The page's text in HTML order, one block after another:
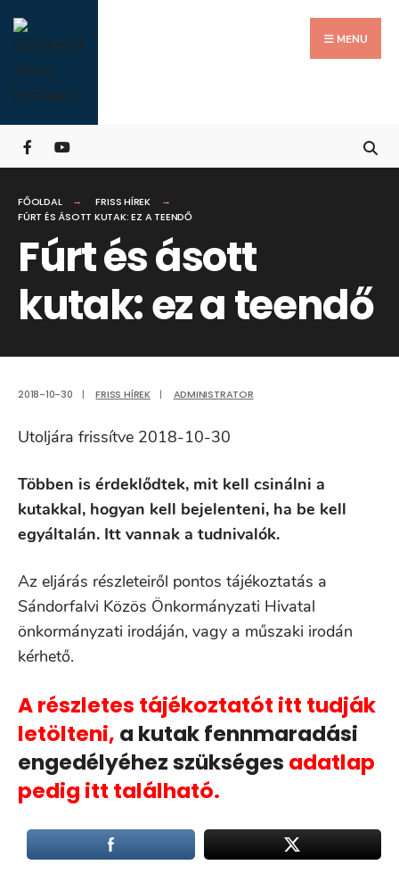
Skip
to
content
MENU
FŐOLDAL
FRISS HÍREK
FÚRT ÉS ÁSOTT KUTAK: EZ A TEENDŐ
Fúrt és ásott
kutak: ez a teendő
2018-10-30 | FRISS HÍREK | ADMINISTRATOR
Utoljára frissítve 2018-10-30
Többen is érdeklődtek, mit kell csinálni a
kutakkal, hogyan kell bejelenteni, ha be kell
egyáltalán. Itt vannak a tudnivalók.
Az eljárás részleteiről pontos tájékoztatás a
Sándorfalvi Közös Önkormányzati Hivatal
önkormányzati irodáján, vagy a műszaki irodán
kérhető.
A részletes tájékoztatót itt tudják
letölteni, a kutak fennmaradási
engedélyéhez szükséges adatlap
pedig itt található.
for:
Close